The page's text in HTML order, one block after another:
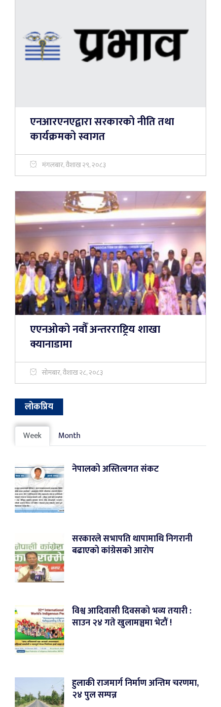
एनआरएनएद्वारा सरकारको नीति तथा
कार्यक्रमको स्वागत
मंगलबार, वैशाख २९, २०८३
एएनओको नवौँ अन्तरराष्ट्रिय शाखा
क्यानाडामा
सोमबार, वैशाख २८, २०८३
लोकप्रिय
Week Month
नेपालको अस्तित्वगत संकट
सरकारले सभापति थापामाथि निगरानी
बढाएको कांग्रेसको आरोप
विश्व आदिवासी दिवसको भव्य तयारी :
साउन २४ गते खुलामञ्चमा भेटौं !
हुलाकी राजमार्ग निर्माण अन्तिम चरणमा,
२४ पुल सम्पन्न